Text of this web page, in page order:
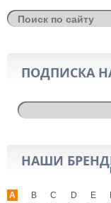
ПОДПИСКА
НАШИ
A B C D E